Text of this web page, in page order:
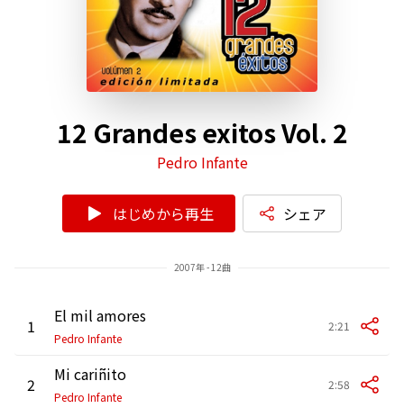
12 Grandes exitos Vol. 2
Pedro Infante
はじめから再生 シェア
2007年 - 12曲
1 El mil amores
Pedro Infante
2:21
2 Mi cariñito
Pedro Infante
2:58